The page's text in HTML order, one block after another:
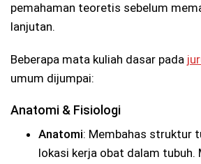
pemahaman teoretis sebelum
lanjutan.
Beberapa mata kuliah dasar pada
umum dijumpai:
Anatomi & Fisiologi
Anatomi: Membahas struktur
lokasi kerja obat dalam tubuh.